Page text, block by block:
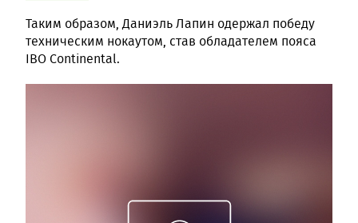
Таким образом, Даниэль Лапин одержал победу
техническим нокаутом, став обладателем пояса
IBO Continental.